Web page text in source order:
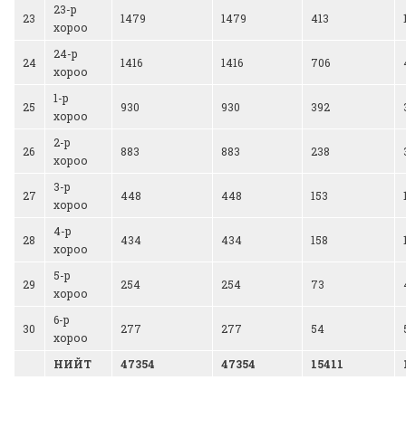
23
23-р
хороо
1479 1479 413
24
24-р
хороо
1416 1416 706
25
1-р
хороо
930 930 392
26
2-р
хороо
883 883 238
27
3-р
хороо
448 448 153
28
4-р
хороо
434 434 158
29
5-р
хороо
254 254 73
30
6-р
хороо
277 277 54
НИЙТ 47354 47354 15411